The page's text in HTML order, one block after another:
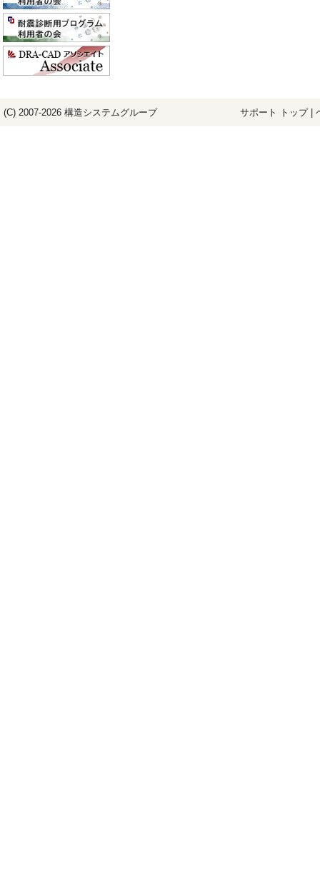
(C) 2007-2026 構造システムグループ サポート トップ|